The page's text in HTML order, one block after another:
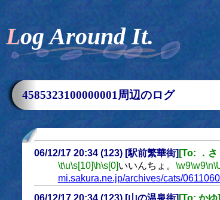
Log Around It.
4585323100000001周辺のログ
06/12/17 20:34 (123) [駅前繁華街] [To: ．さ
\t\u\s[10]\h\s[0]いいんちょ。 \w9\w9\n
mi.sakura.ne.jp/archives/cats/